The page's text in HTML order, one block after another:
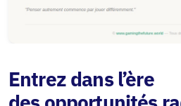
Entrez dans l’ère